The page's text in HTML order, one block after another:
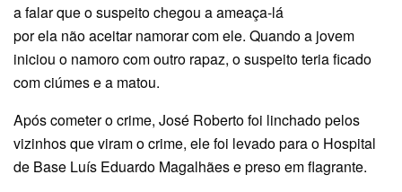
a falar que o suspeito chegou a ameaça-lá
por ela não aceitar namorar com ele. Quando a jovem
iniciou o namoro com outro rapaz, o suspeito teria ficado
com ciúmes e a matou.
Após cometer o crime, José Roberto foi linchado pelos
vizinhos que viram o crime, ele foi levado para o Hospital
de Base Luís Eduardo Magalhães e preso em flagrante.